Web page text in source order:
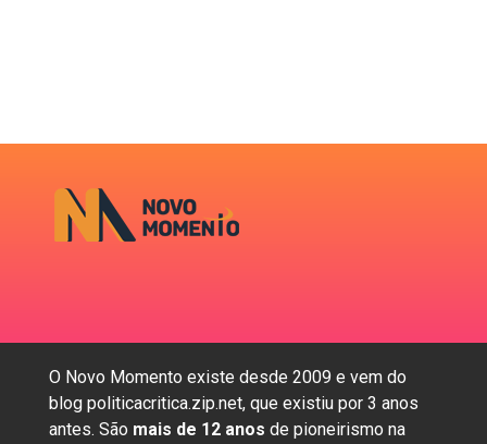
O Novo Momento existe desde 2009 e vem do
blog politicacritica.zip.net, que existiu por 3 anos
antes. São mais de 12 anos de pioneirismo na